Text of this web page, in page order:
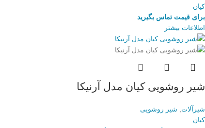
کیان
برای قیمت تماس بگیرید
اطلاعات بیشتر
شیر روشویی کیان مدل آرنیکا
شیرآلات, شیر روشویی
کیان